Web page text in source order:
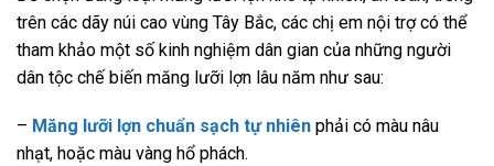
trên các dãy núi cao vùng Tây Bắc, các chị em nội trợ có thể
tham khảo một số kinh nghiệm dân gian của những người
dân tộc chế biến măng lưỡi lợn lâu năm như sau:
– Măng lưỡi lợn chuẩn sạch tự nhiên phải có màu nâu
nhạt, hoặc màu vàng hổ phách.